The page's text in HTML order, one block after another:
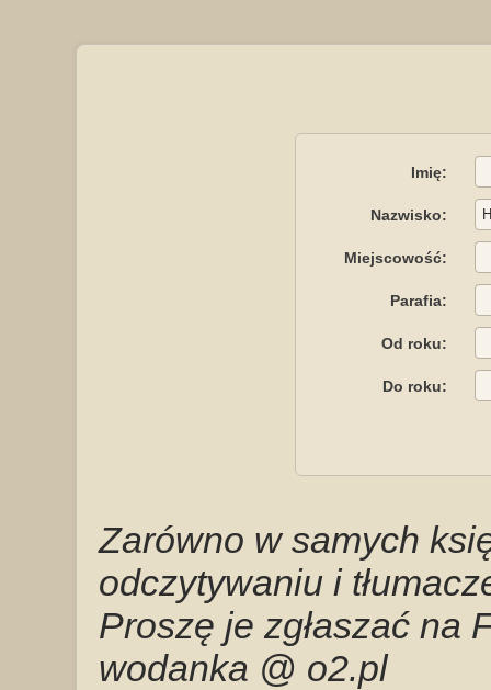
Imię:
Nazwisko:
Miejscowość:
Parafia:
Od roku:
Do roku:
Zarówno w samych
odczytywaniu i
Proszę je zgłaszać na
wodanka @ o2.pl